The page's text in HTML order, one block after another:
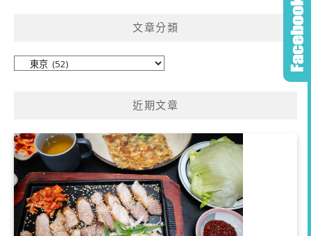
文章分類
近期文章